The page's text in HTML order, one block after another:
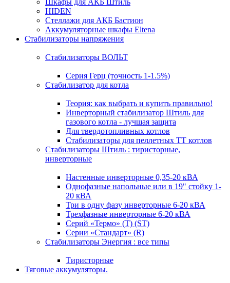
Шкафы для АКБ Штиль
HIDEN
Стеллажи для АКБ Бастион
Аккумуляторные шкафы Eltena
Стабилизаторы напряжения
Стабилизаторы ВОЛЬТ
Серия Герц (точность 1-1.5%)
Стабилизатор для котла
Теория: как выбрать и купить правильно!
Инверторный стабилизатор Штиль для
газового котла - лучшая защита
Для твердотопливных котлов
Стабилизаторы для пеллетных ТТ котлов
Стабилизаторы Штиль : тиристорные,
инверторные
Настенные инверторные 0,35-20 кВА
Однофазные напольные или в 19" стойку 1-
20 кВА
Три в одну фазу инверторные 6-20 кВА
Трехфазные инверторные 6-20 кВА
Серий «Термо» (T) (ST)
Серии «Стандарт» (R)
Стабилизаторы Энергия : все типы
Тиристорные
Тяговые аккумуляторы.